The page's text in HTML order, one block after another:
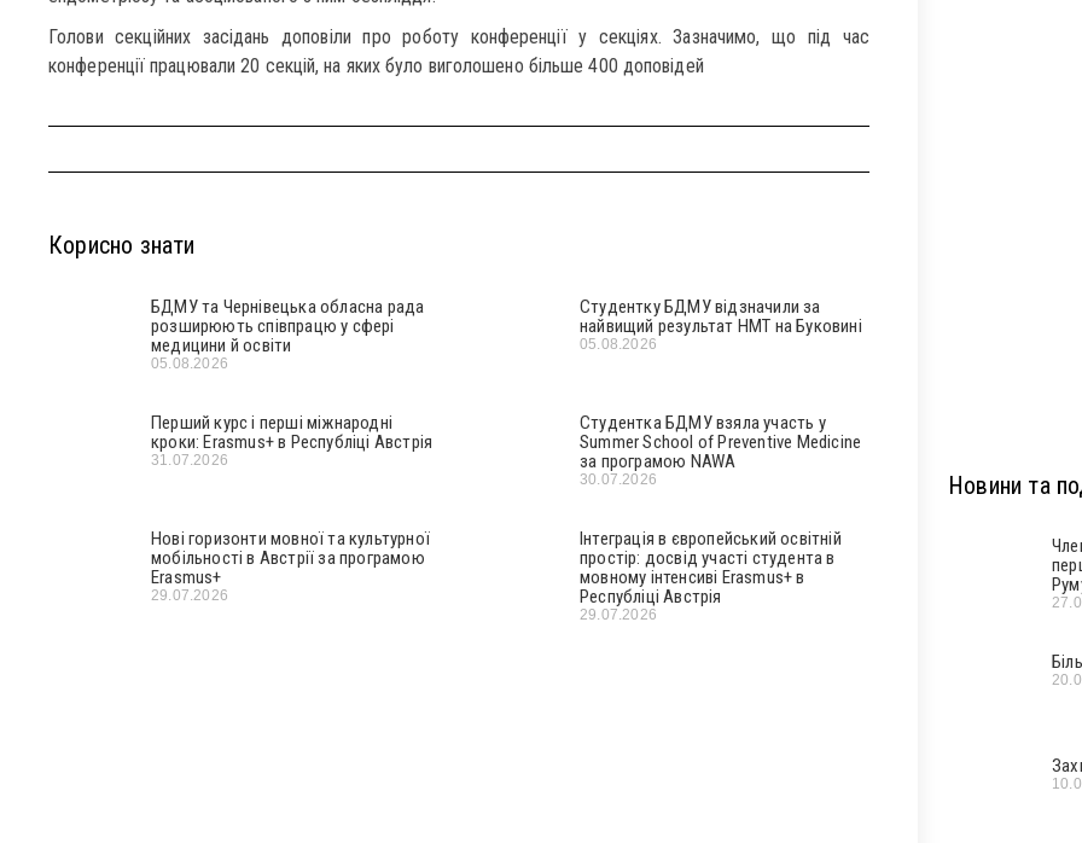
Голови секційних засідань доповіли про роботу конференції у секціях. Зазначимо, що під час
конференції працювали 20 секцій, на яких було виголошено більше 400 доповідей
Корисно знати
БДМУ та Чернівецька обласна рада
розширюють співпрацю у сфері
медицини й освіти
05.08.2026
Студентку БДМУ відзначили за
найвищий результат НМТ на Буковині
05.08.2026
Перший курс і перші міжнародні
кроки: Erasmus+ в Республіці Австрія
31.07.2026
Студентка БДМУ взяла участь у
Summer School of Preventive Medicine
за програмою NAWA
30.07.2026
Нові горизонти мовної та культурної
мобільності в Австрії за програмою
Erasmus+
29.07.2026
Інтеграція в європейський освітній
простір: досвід участі студента в
мовному інтенсиві Erasmus+ в
Республіці Австрія
29.07.2026
Новини та